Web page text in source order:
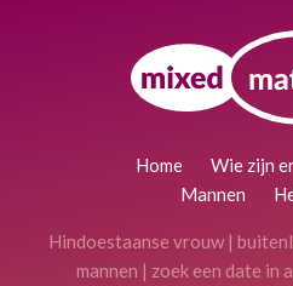
Home Wie zijn
Mannen
Hindoestaanse vrouw |
mannen | zoek een date in